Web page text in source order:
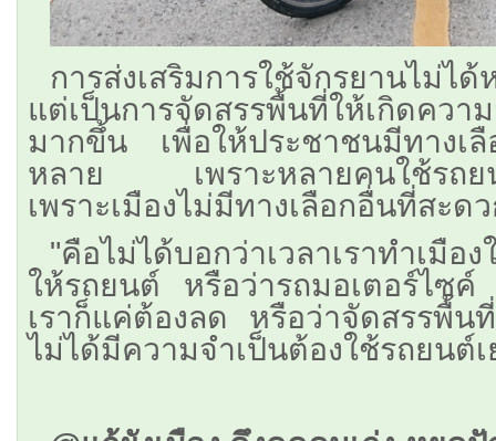
การส่งเสริมการใช้จักรยานไม่ไ
แต่เป็นการจัดสรรพื้นที่ให้เกิดคว
มากขึ้น เพื่อให้ประชาชนมีทางเลื
หลาย เพราะหลายคนใช้รถยน
เพราะเมืองไม่มีทางเลือกอื่นที่สะ
​"คือไม่ได้บอกว่าเวลาเราทำเมื
ให้รถยนต์ หรือว่ารถมอเตอร์ไซ
เราก็แค่ต้องลด หรือว่าจัดสรรพื้
ไม่ได้มีความจำเป็นต้องใช้รถยนต์